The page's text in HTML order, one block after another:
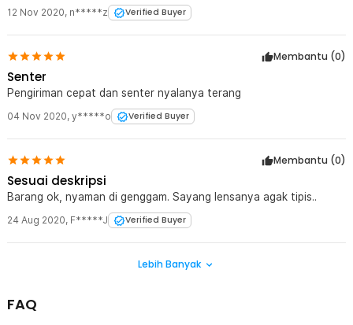
12 Nov 2020, n*****z Verified Buyer
Membantu (0)
Senter
Pengiriman cepat dan senter nyalanya terang
04 Nov 2020, y*****o Verified Buyer
Membantu (0)
Sesuai deskripsi
Barang ok, nyaman di genggam. Sayang lensanya agak tipis..
24 Aug 2020, F*****J Verified Buyer
Lebih Banyak
FAQ